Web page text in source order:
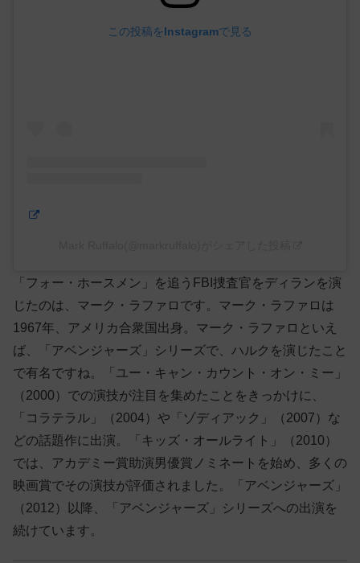
この投稿をInstagramで見る
「フォー・ホースメン」を追うFBI捜査官をディランを演
じたのは、マーク・ラファロです。マーク・ラファロは
1967年、アメリカ合衆国出身。マーク・ラファロといえ
ば、「アベンジャーズ」シリーズで、ハルクを演じたこと
で有名ですね。「ユー・キャン・カウント・オン・ミー」
（2000）での演技が注目を集めたことをきっかけに、
「コラテラル」（2004）や「ゾディアック」（2007）な
どの話題作に出演。「キッズ・オールライト」（2010）
では、アカデミー賞助演男優賞ノミネートを始め、多くの
映画賞でその演技が評価されました。「アベンジャーズ」
（2012）以降、「アベンジャーズ」シリーズへの出演を
続けています。